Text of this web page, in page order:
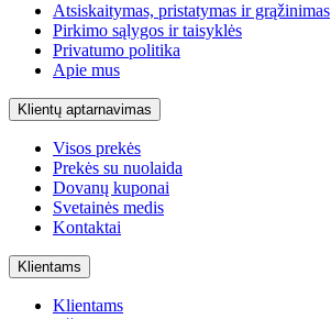
Atsiskaitymas, pristatymas ir grąžinimas
Pirkimo sąlygos ir taisyklės
Privatumo politika
Apie mus
Klientų aptarnavimas
Visos prekės
Prekės su nuolaida
Dovanų kuponai
Svetainės medis
Kontaktai
Klientams
Klientams